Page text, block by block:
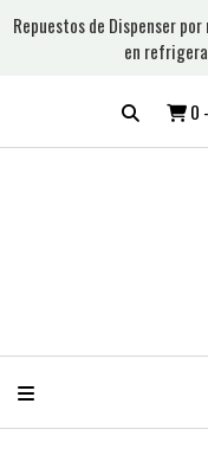
Repuestos de Dispenser
en
0 -